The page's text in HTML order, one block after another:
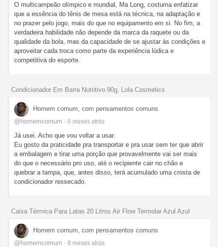
O multicampeão olímpico e mundial, Ma Long, costuma enfatizar
que a essência do tênis de mesa está na técnica, na adaptação e
no prazer pelo jogo, mais do que no equipamento em si. No fim, a
verdadeira habilidade não depende da marca da raquete ou da
qualidade da bola, mas da capacidade de se ajustar às condições e
aproveitar cada troca como parte da experiência lúdica e
competitiva do esporte.
Condicionador Em Barra Nutritivo 90g, Lola Cosmetics
Homem comum, com pensamentos comuns
@homemcomum - 6 meses atrás
Já usei. Acho que vou voltar a usar.
Eu gosto da praticidade pra transportar e pra usar sem ter que abrir
a embalagem e tirar uma porção que provavelmente vai ser mais
do que o necessário pro uso, até o recipiente cair no chão e
quebrar a tampa, que, antes disso, terá acumulado uma crosta de
condicionador ressecado.
Caixa Térmica Para Latas 20 Litros Air Flow Termolar Azul Azul
Homem comum, com pensamentos comuns
@homemcomum - 6 meses atrás